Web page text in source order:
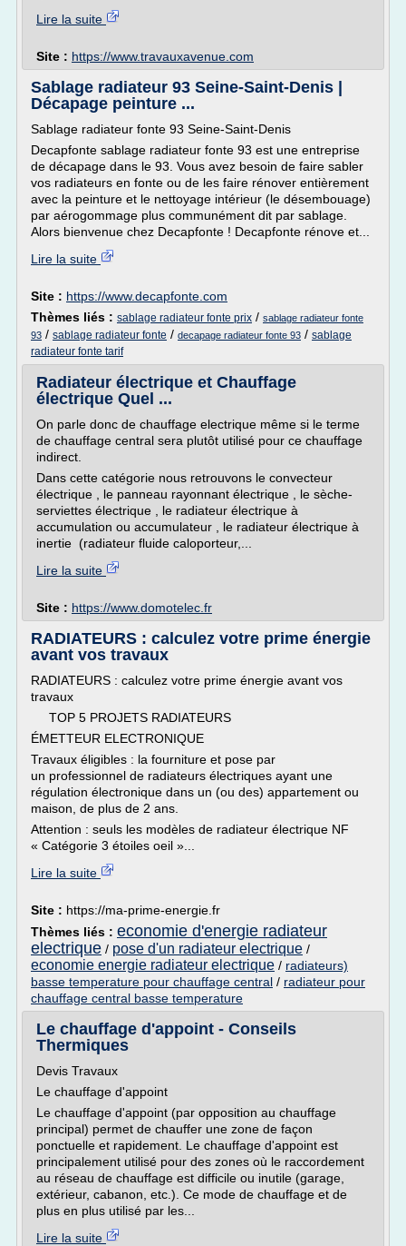
Lire la suite
Site : https://www.travauxavenue.com
Sablage radiateur 93 Seine-Saint-Denis |
Décapage peinture ...
Sablage radiateur fonte 93 Seine-Saint-Denis
Decapfonte sablage radiateur fonte 93 est une entreprise
de décapage dans le 93. Vous avez besoin de faire sabler
vos radiateurs en fonte ou de les faire rénover entièrement
avec la peinture et le nettoyage intérieur (le désembouage)
par aérogommage plus communément dit par sablage.
Alors bienvenue chez Decapfonte ! Decapfonte rénove et...
Lire la suite
Site : https://www.decapfonte.com
Thèmes liés : sablage radiateur fonte prix / sablage radiateur fonte
93 / sablage radiateur fonte / decapage radiateur fonte 93 / sablage
radiateur fonte tarif
Radiateur électrique et Chauffage
électrique Quel ...
On parle donc de chauffage electrique même si le terme
de chauffage central sera plutôt utilisé pour ce chauffage
indirect.
Dans cette catégorie nous retrouvons le convecteur
électrique , le panneau rayonnant électrique , le sèche-
serviettes électrique , le radiateur électrique à
accumulation ou accumulateur , le radiateur électrique à
inertie (radiateur fluide caloporteur,...
Lire la suite
Site : https://www.domotelec.fr
RADIATEURS : calculez votre prime énergie
avant vos travaux
RADIATEURS : calculez votre prime énergie avant vos
travaux
TOP 5 PROJETS RADIATEURS
ÉMETTEUR ELECTRONIQUE
Travaux éligibles : la fourniture et pose par
un professionnel de radiateurs électriques ayant une
régulation électronique dans un (ou des) appartement ou
maison, de plus de 2 ans.
Attention : seuls les modèles de radiateur électrique NF
« Catégorie 3 étoiles oeil »...
Lire la suite
Site : https://ma-prime-energie.fr
Thèmes liés : economie d'energie radiateur
electrique / pose d'un radiateur electrique /
economie energie radiateur electrique / radiateurs)
basse temperature pour chauffage central / radiateur pour
chauffage central basse temperature
Le chauffage d'appoint - Conseils
Thermiques
Devis Travaux
Le chauffage d'appoint
Le chauffage d'appoint (par opposition au chauffage
principal) permet de chauffer une zone de façon
ponctuelle et rapidement. Le chauffage d'appoint est
principalement utilisé pour des zones où le raccordement
au réseau de chauffage est difficile ou inutile (garage,
extérieur, cabanon, etc.). Ce mode de chauffage et de
plus en plus utilisé par les...
Lire la suite